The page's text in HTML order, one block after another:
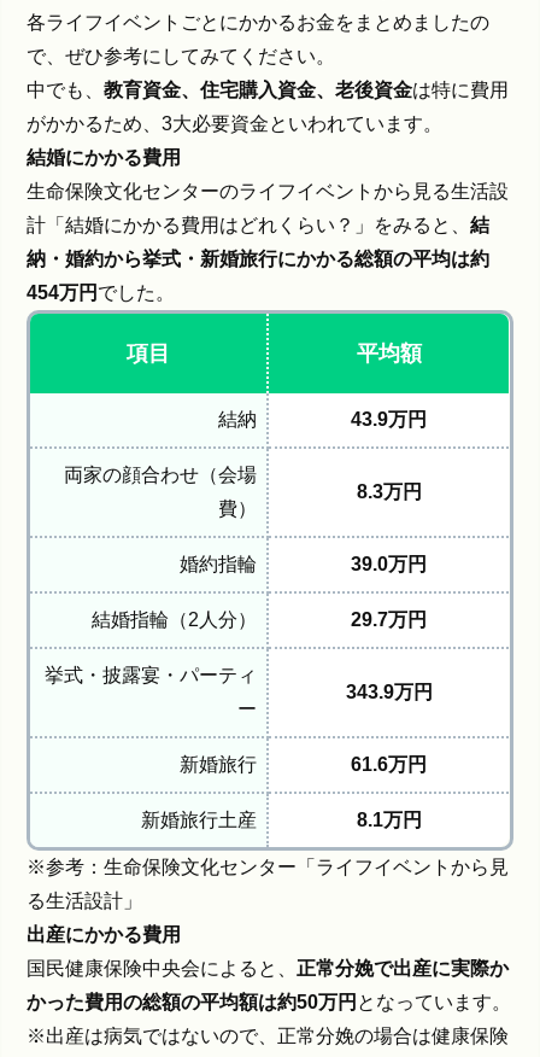
各ライフイベントごとにかかるお金をまとめましたの
で、ぜひ参考にしてみてください。
中でも、教育資金、住宅購入資金、老後資金は特に費用
がかかるため、3大必要資金といわれています。
結婚にかかる費用
生命保険文化センターのライフイベントから見る生活設
計「結婚にかかる費用はどれくらい？」をみると、結
納・婚約から挙式・新婚旅行にかかる総額の平均は約
454万円 でした。
項目 平均額
結納 43.9万円
両家の顔合わせ（会場
費）
8.3万円
婚約指輪 39.0万円
結婚指輪（2人分） 29.7万円
挙式・披露宴・パーティ
ー
343.9万円
新婚旅行 61.6万円
新婚旅行土産 8.1万円
※参考：生命保険文化センター「 ライフイベントから見
る生活設計 」
出産にかかる費用
国民健康保険中央会によると、 正常分娩で出産に実際か
かった費用の総額の平均額は約50万円 となっています。
※出産は病気ではないので、正常分娩の場合は健康保険